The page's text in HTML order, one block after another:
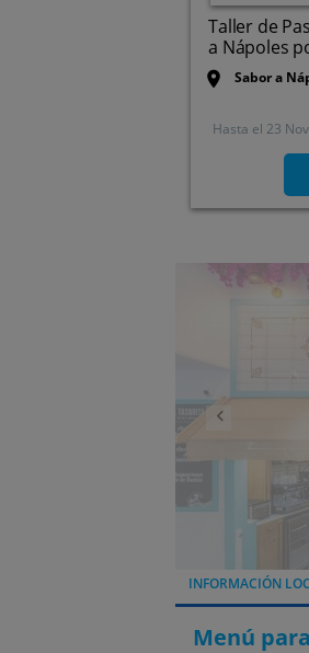
Taller de
a Nápoles
Sabor a
Calle
Hasta el 23 Nov
Anterior
INFORMACIÓN
Menú